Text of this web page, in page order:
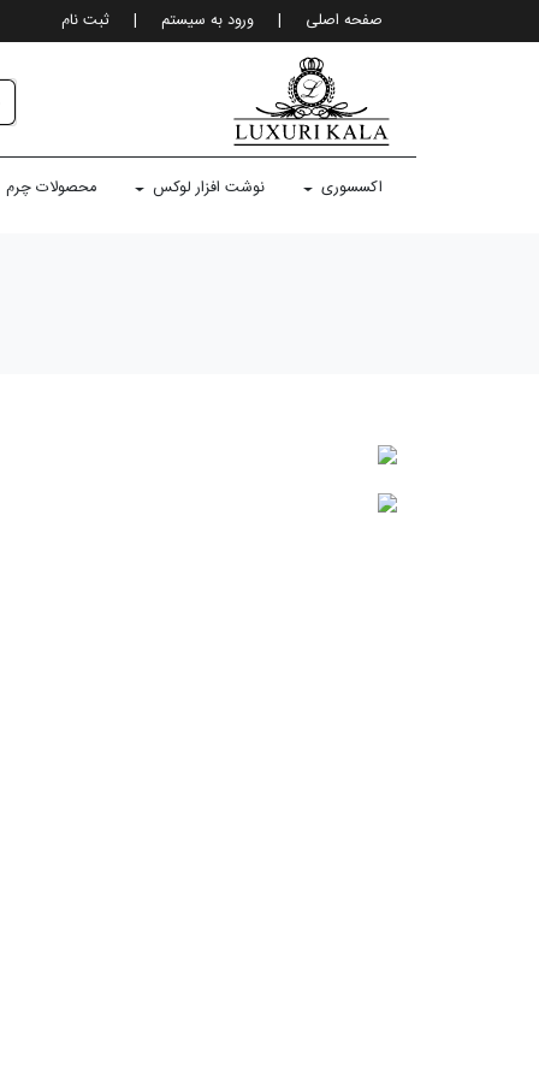
صفحه اصلی | ورود به سيستم | ثبت نام
اکسسوری نوشت افزار لوکس محصولات چرم